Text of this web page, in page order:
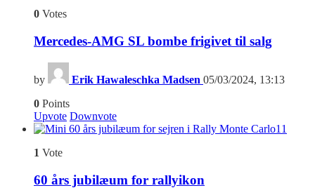
0 Votes
Mercedes-AMG SL bombe frigivet til salg
by Erik Hawaleschka Madsen 05/03/2024, 13:13
0 Points
Upvote Downvote
11
1 Vote
60 års jubilæum for rallyikon